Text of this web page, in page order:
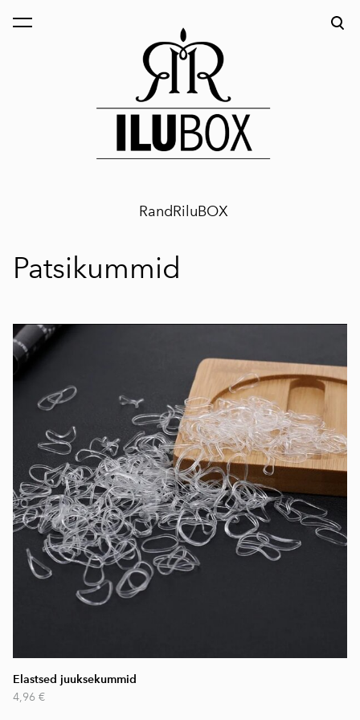
RandRiluBOX
lisati ostukorvi. Vaata ostukorvi
Patsikummid
Elastsed juuksekummid
4,96 €